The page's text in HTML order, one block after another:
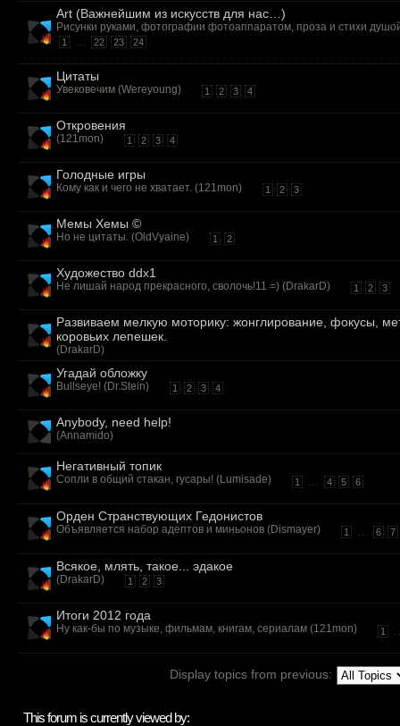
Art (Важнейшим из искусств для нас…)
Рисунки руками, фотографии фотоаппаратом, проза и стихи
1 22 23 24
Цитаты
Увековечим (Wereyoung) 1 2 3 4
Откровения
(121mon) 1 2 3 4
Голодные игры
Кому как и чего не хватает. (121mon) 1 2 3
Мемы Хемы ©
Но не цитаты. (OldVyaine) 1 2
Художество ddx1
Не лишай народ прекрасного, сволочь!11 =) (DrakarD) 1 2 3
Развиваем мелкую моторику: жонглирование, фокусы,
коровьих лепешек.
(DrakarD)
Угадай обложку
Bullseye! (Dr.Stein) 1 2 3 4
Anybody, need help!
(Annamido)
Негативный топик
Сопли в общий стакан, гусары! (Lumisade) 1 4 5 6
Орден Странствующих Гедонистов
Объявляется набор адептов и миньонов (Dismayer) 1 6 7
Всякое, млять, такое... эдакое
(DrakarD) 1 2 3
Итоги 2012 года
Ну как-бы по музыке, фильмам, книгам, сериалам (121mon) 1
Display topics from previous:
This forum is currently viewed by: